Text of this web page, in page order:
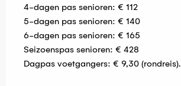
4-dagen pas senioren: € 112
5-dagen pas senioren: € 140
6-dagen pas senioren: € 165
Seizoenspas senioren: € 428
Dagpas voetgangers: € 9,30 (rondreis).